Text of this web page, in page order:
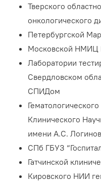
Тверского
онкологического
Петербургской
Московской НМИЦ
Лаборатории
Свердловском
СПИДом
Клинического
имени А.С.
СПб ГБУЗ
Гатчинской
Кировского НИИ